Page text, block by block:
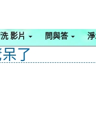
影片 問與答
了